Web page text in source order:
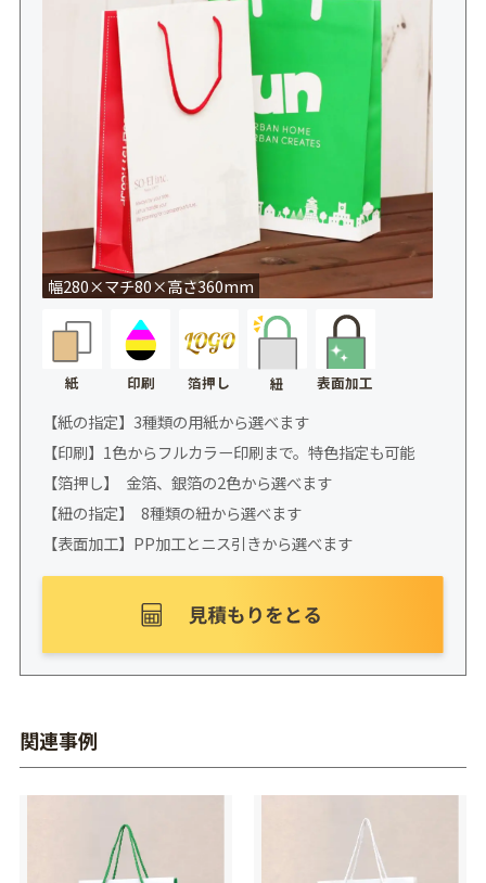
幅280×マチ80×高さ360mm
紙 印刷 箔押し 紐 表面加工
【紙の指定】3種類の用紙から選べます
【印刷】1色からフルカラー印刷まで。特色指定も可能
【箔押し】 金箔、銀箔の2色から選べます
【紐の指定】 8種類の紐から選べます
【表面加工】PP加工とニス引きから選べます
関連事例